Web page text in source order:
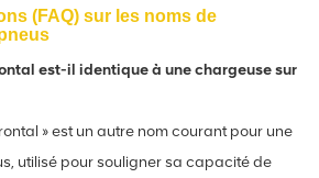
(FAQ) sur les noms de
est-il identique à une chargeuse sur
» est un autre nom courant pour une
utilisé pour souligner sa capacité de